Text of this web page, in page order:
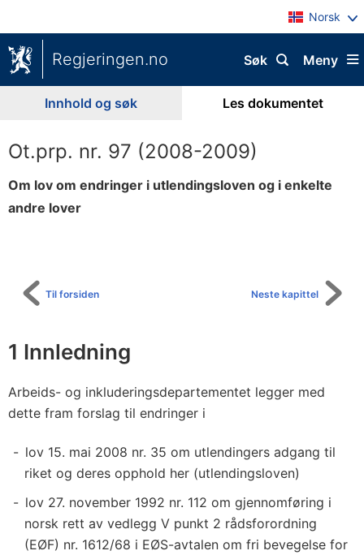
Norsk
Regjeringen.no Meny
Søk
Innhold og søk Les dokumentet
Ot.prp. nr. 97 (2008-2009)
Om lov om endringer i utlendingsloven og i enkelte
andre lover
Neste kapittel
Til forsiden
1 Innledning
Arbeids- og inkluderingsdepartementet legger med
dette fram forslag til endringer i
lov 15. mai 2008 nr. 35 om utlendingers adgang til
riket og deres opphold her (utlendingsloven)
lov 27. november 1992 nr. 112 om gjennomføring i
norsk rett av vedlegg V punkt 2 rådsforordning
(EØF) nr. 1612/68 i EØS-avtalen om fri bevegelse for